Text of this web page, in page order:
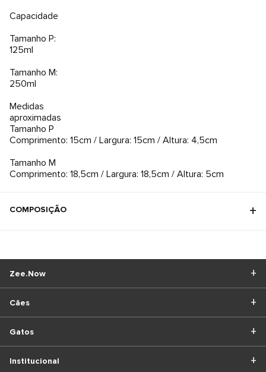
Capacidade
Tamanho P:
125ml
Tamanho M:
250ml
Medidas
aproximadas
Tamanho P
Comprimento: 15cm / Largura: 15cm / Altura: 4,5cm
Tamanho M
Comprimento: 18,5cm / Largura: 18,5cm / Altura: 5cm
COMPOSIÇÃO
Cães
Gatos
Zee.Now
Institucional